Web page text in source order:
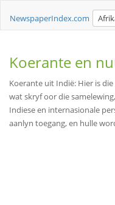
NewspaperIndex.com
Koerante en
Koerante uit Indië: Hier is
wat skryf oor die
Indiese en internasionale
aanlyn toegang, en hulle